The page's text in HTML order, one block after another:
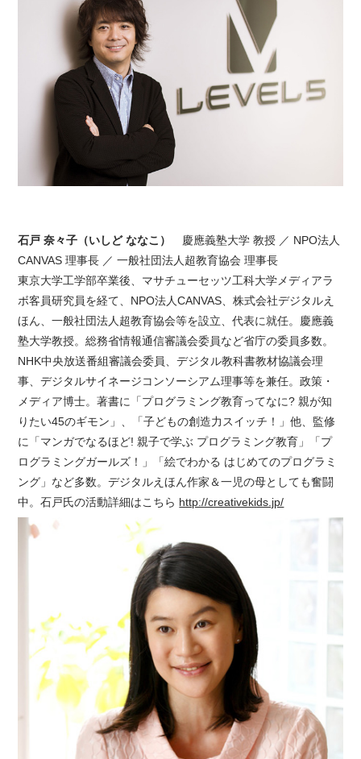
石戸 奈々子（いしど ななこ）
慶應義塾大学 教授 ／ NPO法人
CANVAS 理事長 ／ 一般社団法人超教育協会 理事長
東京大学工学部卒業後、マサチューセッツ工科大学メディアラ
ボ客員研究員を経て、NPO法人CANVAS、株式会社デジタルえ
ほん、一般社団法人超教育協会等を設立、代表に就任。慶應義
塾大学教授。総務省情報通信審議会委員など省庁の委員多数。
NHK中央放送番組審議会委員、デジタル教科書教材協議会理
事、デジタルサイネージコンソーシアム理事等を兼任。政策・
メディア博士。著書に「プログラミング教育ってなに? 親が知
りたい45のギモン」、「子どもの創造力スイッチ！」他、監修
に「マンガでなるほど! 親子で学ぶ プログラミング教育」「プ
ログラミングガールズ！」「絵でわかる はじめてのプログラミ
ング」など多数。デジタルえほん作家＆一児の母としても奮闘
中。石戸氏の活動詳細はこちら http://creativekids.jp/